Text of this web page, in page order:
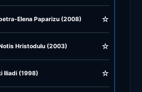
Elena Paparizu (2008) ☆
Hristodulu (2003) ☆
Iliadi (1998) ☆
Roll